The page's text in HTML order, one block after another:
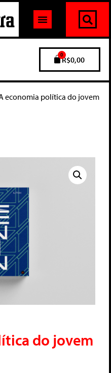
R$0,00
0
economia política do jovem
do jovem